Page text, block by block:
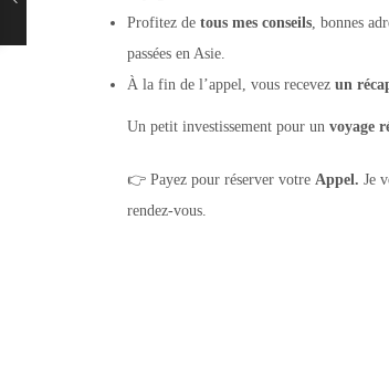
Profitez de tous mes conseils , bonnes
passées en Asie.
À la fin de l’appel, vous recevez un
Un petit investissement pour un voyage
👉 Payez pour réserver votre Appel. Je
rendez-vous.